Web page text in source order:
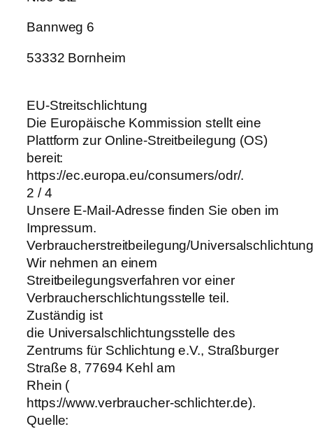
Bannweg 6
53332 Bornheim
EU-Streitschlichtung
Die Europäische Kommission stellt eine
Plattform zur Online-Streitbeilegung (OS)
bereit:
https://ec.europa.eu/consumers/odr/.
2 / 4
Unsere E-Mail-Adresse finden Sie oben im
Impressum.
Verbraucherstreitbeilegung/
Wir nehmen an einem
Streitbeilegungsverfahren vor einer
Verbraucherschlichtungsstelle teil.
Zuständig ist
die Universalschlichtungsstelle des
Zentrums für Schlichtung e.V., Straßburger
Straße 8, 77694 Kehl am
Rhein (
https://www.verbraucher-schlichter.de).
Quelle: